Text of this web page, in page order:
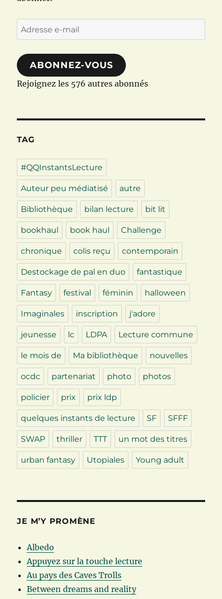
Adresse
e-
mail
ABONNEZ-VOUS
Rejoignez les 576 autres abonnés
TAG
#QQInstantsLecture
Auteur peu médiatisé autre
Bibliothèque bilan lecture bit lit
bookhaul book haul Challenge
chronique colis reçu contemporain
Destockage de pal en duo fantastique
Fantasy festival féminin halloween
Imaginales inscription j'adore
jeunesse lc LDPA Lecture commune
le mois de Ma bibliothèque nouvelles
ocdc partenariat photo photos
policier prix prix ldp
quelques instants de lecture SF SFFF
SWAP thriller TTT un mot des titres
urban fantasy Utopiales Young adult
JE M’Y PROMÈNE
Albedo
Appuyez sur la touche lecture
Au pays des Caves Trolls
Between dreams and reality